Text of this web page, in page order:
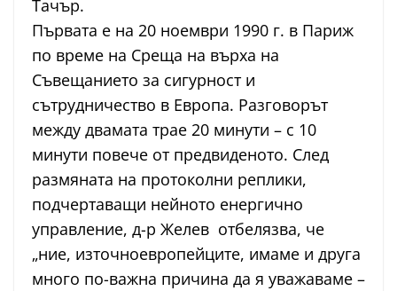
Тачър.
Първата е на 20 ноември 1990 г. в Париж
по време на Среща на върха на
Съвещанието за сигурност и
сътрудничество в Европа. Разговорът
между двамата трае 20 минути – с 10
минути повече от предвиденото. След
размяната на протоколни реплики,
подчертаващи нейното енергично
управление, д-р Желев отбелязва, че
„ние, източноевропейците, имаме и друга
много по-важна причина да я уважаваме –